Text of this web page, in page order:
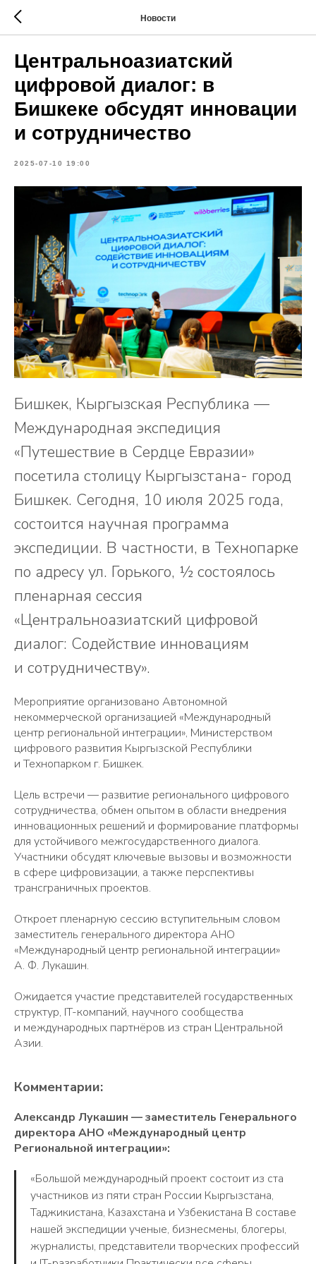
Новости
Центральноазиатский
цифровой диалог: в
Бишкеке обсудят инновации
и сотрудничество
2025-07-10 19:00
Бишкек, Кыргызская Республика —
Международная экспедиция
«Путешествие в Сердце Евразии»
посетила столицу Кыргызстана- город
Бишкек. Сегодня, 10 июля 2025 года,
состоится научная программа
экспедиции. В частности, в Технопарке
по адресу ул. Горького, ½ состоялось
пленарная сессия
«Центральноазиатский цифровой
диалог: Содействие инновациям
и сотрудничеству».
Мероприятие организовано Автономной
некоммерческой организацией «Международный
центр региональной интеграции», Министерством
цифрового развития Кыргызской Республики
и Технопарком г. Бишкек.
Цель встречи — развитие регионального цифрового
сотрудничества, обмен опытом в области внедрения
инновационных решений и формирование платформы
для устойчивого межгосударственного диалога.
Участники обсудят ключевые вызовы и возможности
в сфере цифровизации, а также перспективы
трансграничных проектов.
Откроет пленарную сессию вступительным словом
заместитель генерального директора АНО
«Международный центр региональной интеграции»
А. Ф. Лукашин.
Ожидается участие представителей государственных
структур, IT-компаний, научного сообщества
и международных партнёров из стран Центральной
Азии.
Комментарии:
Александр Лукашин — заместитель Генерального
директора АНО «Международный центр
Региональной интеграции»:
«Большой международный проект состоит из ста
участников из пяти стран России Кыргызстана,
Таджикистана, Казахстана и Узбекистана В составе
нашей экспедиции ученые, бизнесмены, блогеры,
журналисты, представители творческих профессий